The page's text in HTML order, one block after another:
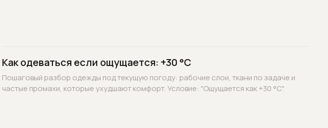
Как одеваться если ощущается: +30 °C
Пошаговый разбор одежды под текущую погоду: рабочие слои, ткани по задаче и
частые промахи, которые ухудшают комфорт. Условие: "Ощущается как +30 °C".